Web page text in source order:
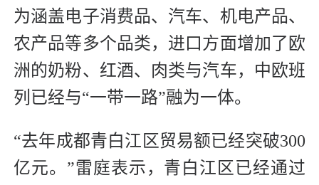
为涵盖电子消费品、汽车、机电产品、
农产品等多个品类，进口方面增加了欧
洲的奶粉、红酒、肉类与汽车，中欧班
列已经与“一带一路”融为一体。
“去年成都青白江区贸易额已经突破300
亿元。”雷庭表示，青白江区已经通过